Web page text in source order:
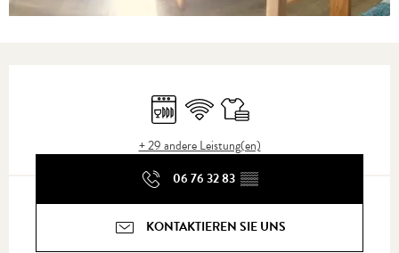
Geschirrspülmaschine
Wi-Fi Bettwäsche und Laken
+ 29 andere Leistung(en)
06 76 32 83 ▒▒
KONTAKTIEREN SIE UNS